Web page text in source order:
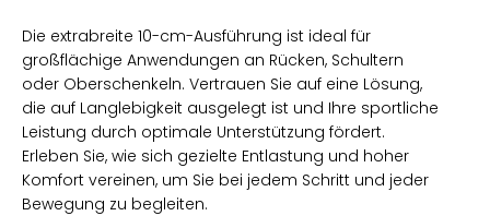
Die extrabreite 10-cm-Ausführung ist ideal für
großflächige Anwendungen an Rücken, Schultern
oder Oberschenkeln. Vertrauen Sie auf eine Lösung,
die auf Langlebigkeit ausgelegt ist und Ihre sportliche
Leistung durch optimale Unterstützung fördert.
Erleben Sie, wie sich gezielte Entlastung und hoher
Komfort vereinen, um Sie bei jedem Schritt und jeder
Bewegung zu begleiten.